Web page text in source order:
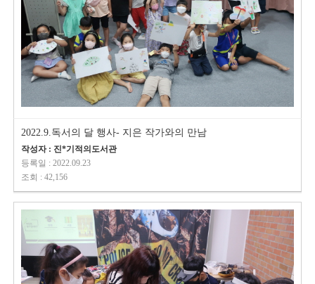
2022.9.독서의 달 행사- 지은 작가와의 만남
작성자 : 진*기적의도서관
등록일 : 2022.09.23
조회 : 42,156